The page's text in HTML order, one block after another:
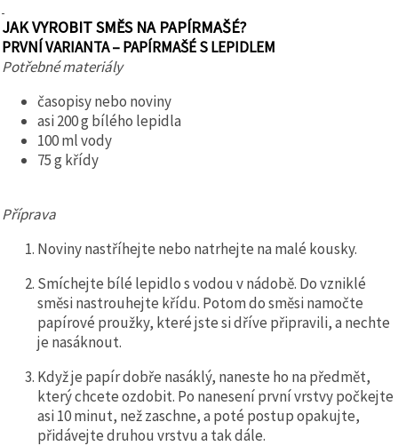
JAK VYROBIT SMĚS NA PAPÍRMAŠÉ?
PRVNÍ VARIANTA – PAPÍRMAŠÉ S LEPIDLEM
Potřebné materiály
časopisy nebo noviny
asi 200 g bílého lepidla
100 ml vody
75 g křídy
Příprava
Noviny nastříhejte nebo natrhejte na malé kousky.
Smíchejte bílé lepidlo s vodou v nádobě. Do vzniklé
směsi nastrouhejte křídu. Potom do směsi namočte
papírové proužky, které jste si dříve připravili, a nechte
je nasáknout.
Když je papír dobře nasáklý, naneste ho na předmět,
který chcete ozdobit. Po nanesení první vrstvy počkejte
asi 10 minut, než zaschne, a poté postup opakujte,
přidávejte druhou vrstvu a tak dále.